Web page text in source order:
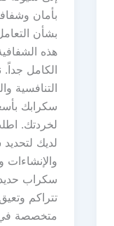
بأمان
بشأن
هذه
الكامل
التنافسية
سكرابك
لخردتك.
لديك
سكراب حديد
تتراكم
متخصصة في